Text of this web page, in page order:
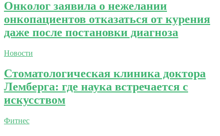
Онколог заявила о нежелании
онкопациентов отказаться от курения
даже после постановки диагноза
Новости
Стоматологическая клиника доктора
Лемберга: где наука встречается с
искусством
Фитнес